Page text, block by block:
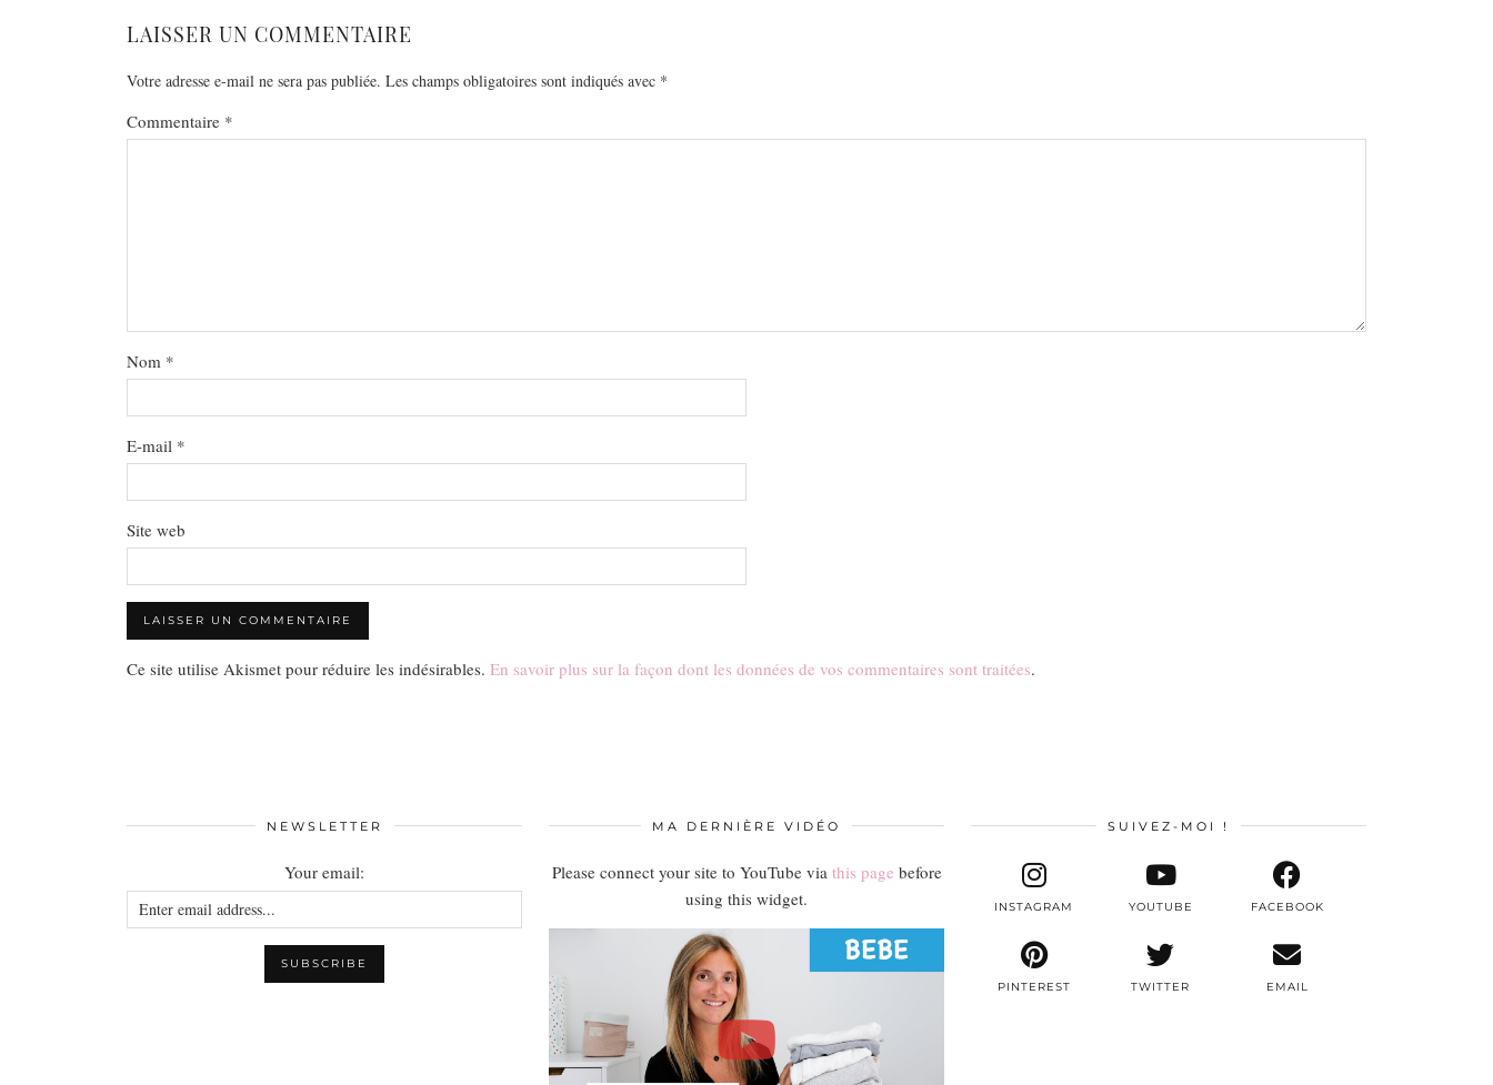
LAISSER UN COMMENTAIRE
Votre adresse e-mail ne sera pas publiée. Les champs obligatoires sont indiqués avec *
Commentaire *
Nom *
E-mail *
Site web
Ce site utilise Akismet pour réduire les indésirables. En savoir plus sur la façon dont les données de vos commentaires sont traitées.
NEWSLETTER
Your email:
MA DERNIÈRE VIDÉO
Please connect your site to YouTube via this page before
using this widget.
SUIVEZ-MOI !
TWITTER
INSTAGRAM FACEBOOK
PINTEREST
YOUTUBE
EMAIL